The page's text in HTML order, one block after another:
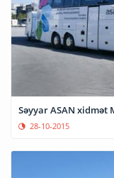
Səyyar ASAN xidmət
28-10-2015